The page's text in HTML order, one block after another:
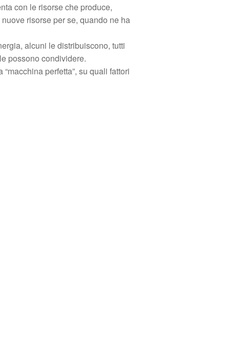
con le risorse che produce,
risorse per se, quando ne ha
alcuni le distribuiscono, tutti
possono condividere.
perfetta”, su quali fattori